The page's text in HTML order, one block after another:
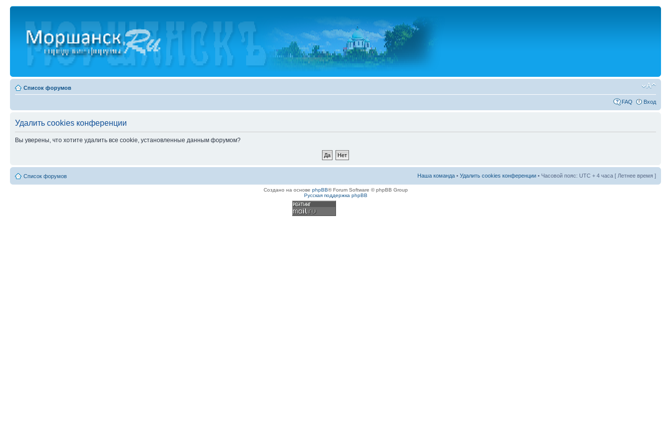
Список форумов
FAQ Вход
Удалить cookies конференции
Вы уверены, что хотите удалить все cookie, установленные данным форумом?
Список форумов Наша команда • Удалить cookies конференции • Часовой пояс: UTC + 4 часа [ Летнее время ]
Создано на основе phpBB® Forum Software © phpBB Group
Русская поддержка phpBB